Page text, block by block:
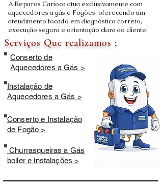
A Reparos Carioca atua exclusivamente com
aquecedores a gás e Fogões oferecendo um
atendimento focado em diagnóstico correto,
execução segura e orientação clara ao cliente.
Serviços Que realizamos ;
Conserto de
Aquecedores a Gás >
Instalação de
Aquecedores a Gás >
Conserto e Instalação
de Fogão >
Churrasqueiras a Gás
boiler e instalações >